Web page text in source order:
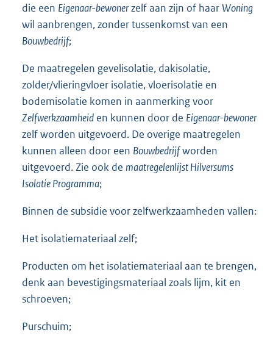
die een Eigenaar-bewonerzelf aan zijn of haarWoning
wil aanbrengen, zonder tussenkomst van een
Bouwbedrijf;
De maatregelen gevelisolatie, dakisolatie,
zolder/vlieringvloer isolatie, vloerisolatie en
bodemisolatie komen in aanmerking voor
Zelfwerkzaamheid en kunnen door de Eigenaar-bewoner
zelf worden uitgevoerd. De overige maatregelen
kunnen alleen door een Bouwbedrijfworden
uitgevoerd. Zie ook de maatregelenlijst Hilversums
Isolatie Programma;
Binnen de subsidie voor zelfwerkzaamheden vallen:
Het isolatiemateriaal zelf;
Producten om het isolatiemateriaal aan te brengen,
denk aan bevestigingsmateriaal zoals lijm, kit en
schroeven;
Purschuim;